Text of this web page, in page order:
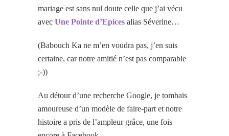
mariage est sans nul doute celle que j’ai vécu
avec Une Pointe d’Epices alias Séverine…
(Babouch Ka ne m’en voudra pas, j’en suis
certaine, car notre amitié n’est pas comparable
;-))
Au détour d’une recherche Google, je tombais
amoureuse d’un modèle de faire-part et notre
histoire a pris de l’ampleur grâce, une fois